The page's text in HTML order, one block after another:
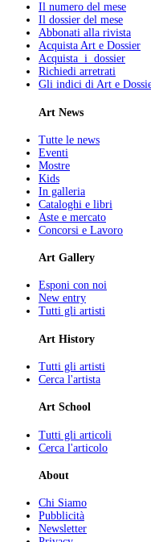
Il numero del mese
Il dossier del mese
Abbonati alla rivista
Acquista Art e Dossier
Acquista i dossier
Richiedi arretrati
Gli indici di Art e
Art News
Tutte le news
Eventi
Mostre
Kids
In galleria
Cataloghi e libri
Aste e mercato
Concorsi e Lavoro
Art Gallery
Esponi con noi
New entry
Tutti gli artisti
Art History
Tutti gli artisti
Cerca l'artista
Art School
Tutti gli articoli
Cerca l'articolo
About
Chi Siamo
Pubblicità
Newsletter